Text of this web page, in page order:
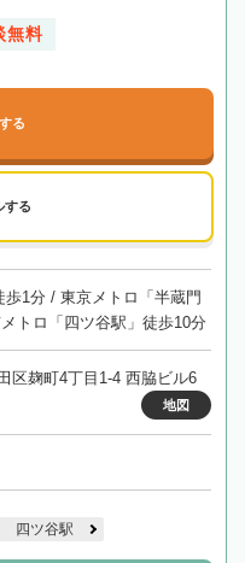
無料
る
する
1分 / 東京メトロ「半蔵門
トロ「四ツ谷駅」徒歩10分
区麹町4丁目1-4 西脇ビル6
地図
四ツ谷駅